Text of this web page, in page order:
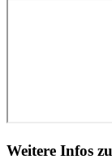
Weitere Infos